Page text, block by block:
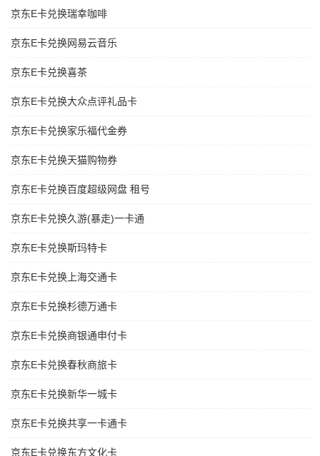
京东E卡兑换瑞幸咖啡
京东E卡兑换网易云音乐
京东E卡兑换喜茶
京东E卡兑换大众点评礼品卡
京东E卡兑换家乐福代金券
京东E卡兑换天猫购物券
京东E卡兑换百度超级网盘 租号
京东E卡兑换久游(暴走)一卡通
京东E卡兑换斯玛特卡
京东E卡兑换上海交通卡
京东E卡兑换杉德万通卡
京东E卡兑换商银通申付卡
京东E卡兑换春秋商旅卡
京东E卡兑换新华一城卡
京东E卡兑换共享一卡通卡
京东E卡兑换东方文化卡